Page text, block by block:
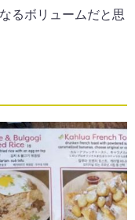
るボリュームだと思